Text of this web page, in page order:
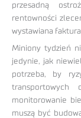
przesadną
rentowności
wystawiana
Miniony tydzień
jedynie, jak
potrzeba, by
monitorowanie
muszą być